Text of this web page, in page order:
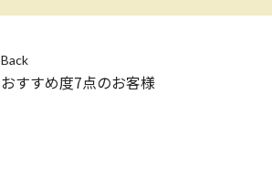
Back
おすすめ度7点のお客様